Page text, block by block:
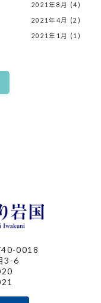
2021年8月 (4)
2021年4月 (2)
2021年1月 (1)
0018
3-6